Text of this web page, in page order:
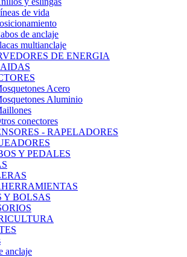
de vida
de anclaje
multianclaje
DE ENERGIA
Acero
Aluminio
conectores
- RAPELADORES
Y PEDALES
Y BOLSAS
anclaje